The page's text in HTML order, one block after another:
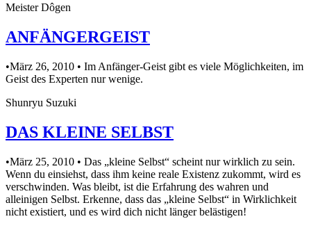
Meister Dôgen
ANFÄNGERGEIST
•März 26, 2010 • Im Anfänger-Geist gibt es viele Möglichkeiten, im
Geist des Experten nur wenige.
Shunryu Suzuki
DAS KLEINE SELBST
•März 25, 2010 • Das „kleine Selbst“ scheint nur wirklich zu sein.
Wenn du einsiehst, dass ihm keine reale Existenz zukommt, wird es
verschwinden. Was bleibt, ist die Erfahrung des wahren und
alleinigen Selbst. Erkenne, dass das „kleine Selbst“ in Wirklichkeit
nicht existiert, und es wird dich nicht länger belästigen!